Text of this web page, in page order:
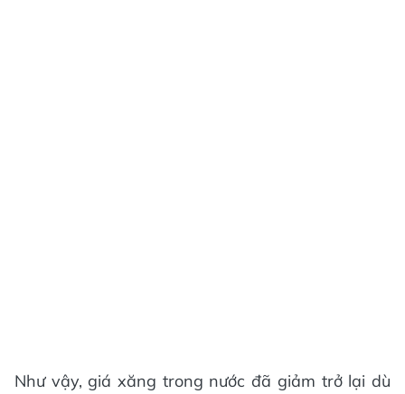
Như vậy, giá xăng trong nước đã giảm trở lại dù